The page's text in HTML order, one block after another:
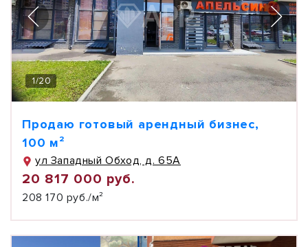
1/20
Продаю готовый арендный бизнес,
100 м²
ул Западный Обход, д. 65А
20 817 000 руб.
208 170 руб./м²